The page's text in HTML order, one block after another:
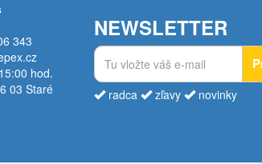
343
hod.
03 Staré
NEWSLETTER
radca zľavy novinky